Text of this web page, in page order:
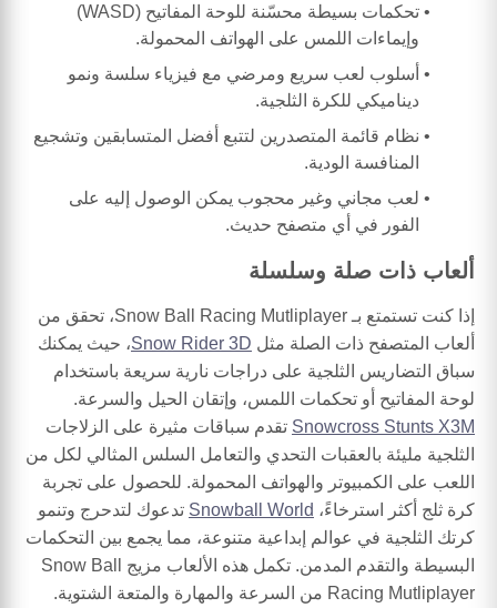
تحكمات بسيطة محسّنة للوحة المفاتيح (WASD)
وإيماءات اللمس على الهواتف المحمولة.
أسلوب لعب سريع ومرضي مع فيزياء سلسة ونمو
ديناميكي للكرة الثلجية.
نظام قائمة المتصدرين لتتبع أفضل المتسابقين وتشجيع
المنافسة الودية.
لعب مجاني وغير محجوب يمكن الوصول إليه على
الفور في أي متصفح حديث.
ألعاب ذات صلة وسلسلة
إذا كنت تستمتع بـ Snow Ball Racing Mutliplayer، تحقق من
ألعاب المتصفح ذات الصلة مثل Snow Rider 3D، حيث يمكنك
سباق التضاريس الثلجية على دراجات نارية سريعة باستخدام
لوحة المفاتيح أو تحكمات اللمس، وإتقان الحيل والسرعة.
Snowcross Stunts X3M تقدم سباقات مثيرة على الزلاجات
الثلجية مليئة بالعقبات التحدي والتعامل السلس المثالي لكل من
اللعب على الكمبيوتر والهواتف المحمولة. للحصول على تجربة
كرة ثلج أكثر استرخاءً، Snowball World تدعوك لتدحرج وتنمو
كرتك الثلجية في عوالم إبداعية متنوعة، مما يجمع بين التحكمات
البسيطة والتقدم المدمن. تكمل هذه الألعاب مزيج Snow Ball
Racing Mutliplayer من السرعة والمهارة والمتعة الشتوية.